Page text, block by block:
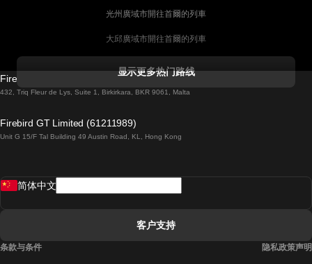
光州廣域市開往首爾的列車
大邱廣域市開往首爾的列車
都柏林開往戈尔韦的列車
羅馬開往拿坡里的列車
显示更多热门路线
Firebird GT Limited (OC 1451)
432, Triq Fleur de Lys, Suite 1, Birkirkara, BKR 9061, Malta
Firebird GT Limited (61211989)
Unit G 15/F Tal Building 49 Austin Road, KL, Hong Kong
简体中文
客户支持
条款与条件 隐私政策声明